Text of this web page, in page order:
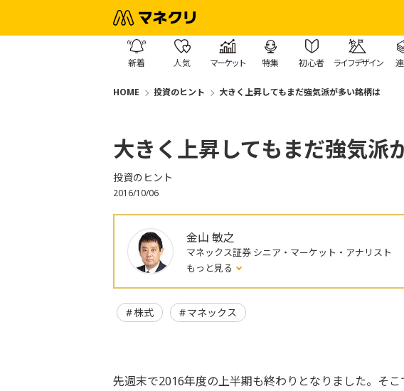
新着 人気 マーケット 特集 初心者 ライフデザイン
HOME 投資のヒント 大きく上昇してもまだ強気派が多い銘柄は
大きく上昇してもまだ強気派
投資のヒント
2016/10/06
金山 敏之
マネックス証券 シニア・マーケット・アナリスト
もっと見る
株式 マネックス
先週末で2016年度の上半期も終わりとなりました。そ